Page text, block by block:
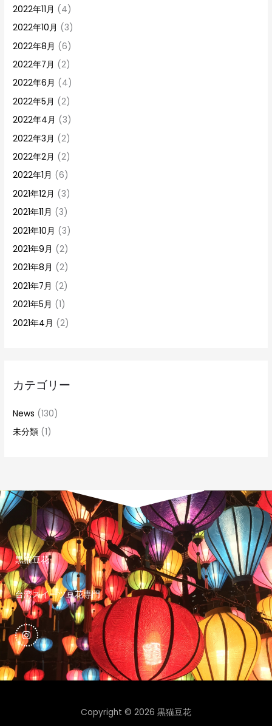
2022年11月 (4)
2022年10月 (3)
2022年8月 (6)
2022年7月 (2)
2022年6月 (4)
2022年5月 (2)
2022年4月 (3)
2022年3月 (2)
2022年2月 (2)
2022年1月 (6)
2021年12月 (3)
2021年11月 (3)
2021年10月 (3)
2021年9月 (2)
2021年8月 (2)
2021年7月 (2)
2021年5月 (1)
2021年4月 (2)
カテゴリー
News (130)
未分類 (1)
黒猫豆花
台湾スイーツ豆花専門
I
n
s
t
g
r
a
Copyright © 2026 黒猫豆花